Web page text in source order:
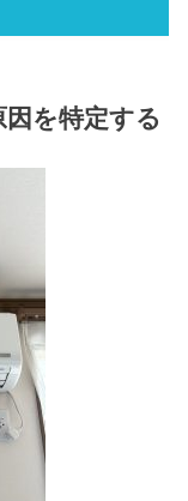
を特定する